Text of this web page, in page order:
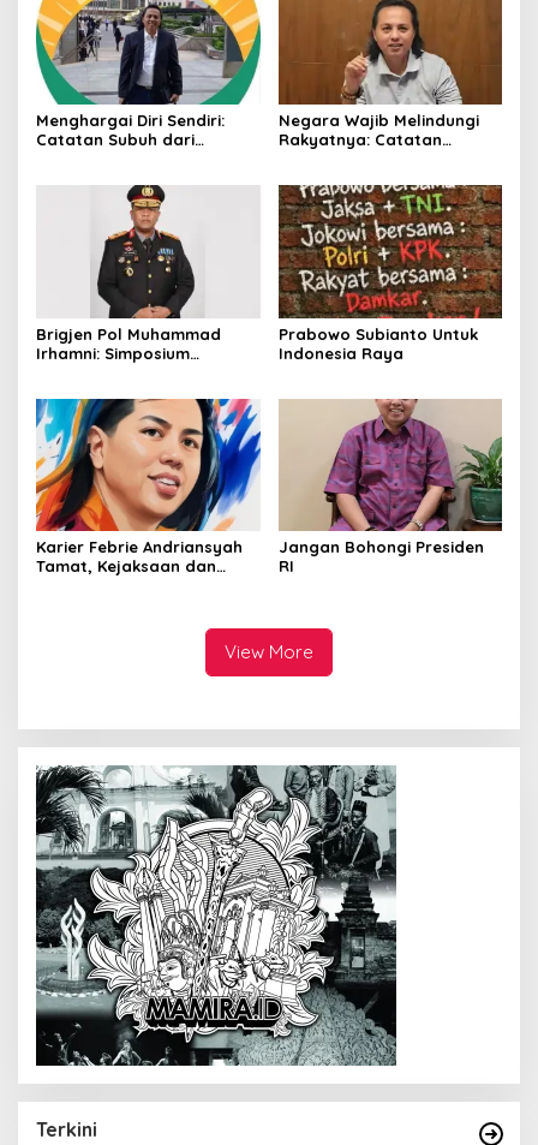
Menghargai Diri Sendiri:
Catatan Subuh dari
Negara Wajib Melindungi
Rakyatnya: Catatan
Kawah Ijen
Brigjen Pol Muhammad
Irhamni: Simposium
2030 Beri Banyak Masukan
Bagi APH
Prabowo Subianto Untuk
Indonesia Raya
Karier Febrie Andriansyah
Tamat, Kejaksaan dan
Jangan Bohongi Presiden
RI
View More
Terkini